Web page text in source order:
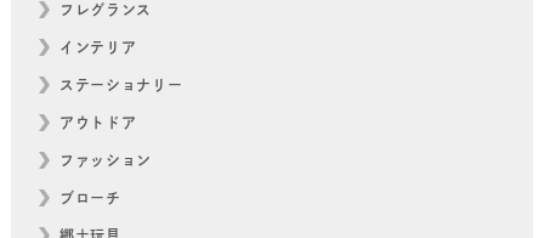
フレグランス
インテリア
ステーショナリー
アウトドア
ファッション
ブローチ